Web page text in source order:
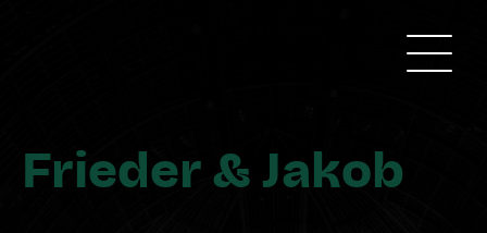
Frieder & Jakob